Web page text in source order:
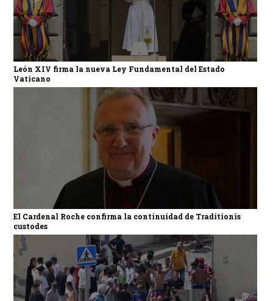
León XIV firma la nueva Ley Fundamental del Estado
Vaticano
El Cardenal Roche confirma la continuidad de Traditionis
custodes